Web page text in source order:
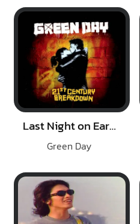
Last Night on Earth
Green Day